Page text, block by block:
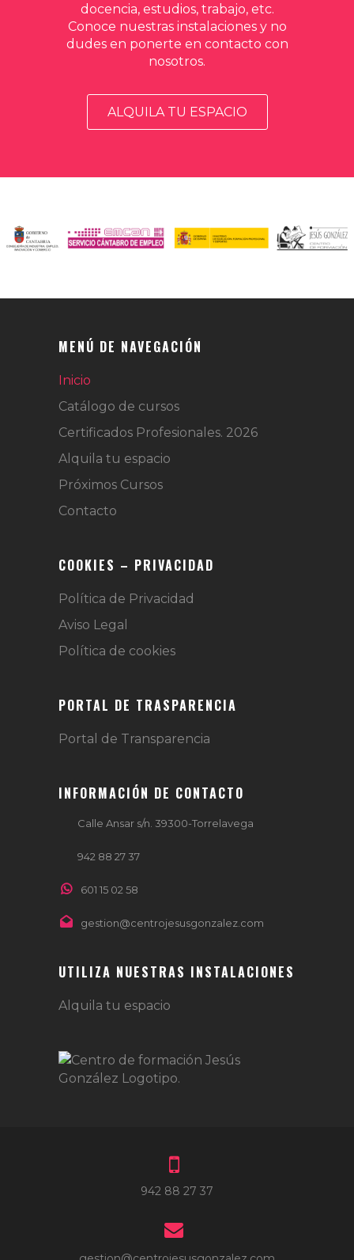
docencia, estudios, trabajo, etc.
Conoce nuestras instalaciones y no
dudes en ponerte en contacto con
nosotros.
ALQUILA TU ESPACIO
MENÚ DE NAVEGACIÓN
Inicio
Catálogo de cursos
Certificados Profesionales. 2026
Alquila tu espacio
Próximos Cursos
Contacto
COOKIES – PRIVACIDAD
Política de Privacidad
Aviso Legal
Política de cookies
PORTAL DE TRASPARENCIA
Portal de Transparencia
INFORMACIÓN DE CONTACTO
Calle Ansar s/n. 39300-Torrelavega
942 88 27 37
601 15 02 58
gestion@centrojesusgonzalez.com
UTILIZA NUESTRAS INSTALACIONES
Alquila tu espacio
942 88 27 37